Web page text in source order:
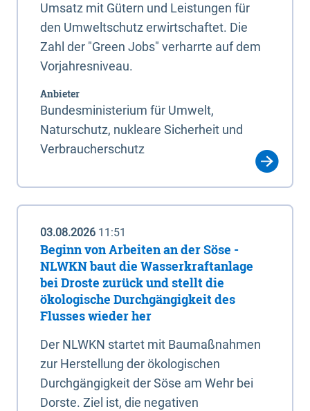
Umsatz mit Gütern und Leistungen für
den Umweltschutz erwirtschaftet. Die
Zahl der "Green Jobs" verharrte auf dem
Vorjahresniveau.
Anbieter
Bundesministerium für Umwelt,
Naturschutz, nukleare Sicherheit und
Verbraucherschutz
03.08.2026 11:51
Beginn von Arbeiten an der Söse -
NLWKN baut die Wasserkraftanlage
bei Droste zurück und stellt die
ökologische Durchgängigkeit des
Flusses wieder her
Der NLWKN startet mit Baumaßnahmen
zur Herstellung der ökologischen
Durchgängigkeit der Söse am Wehr bei
Dorste. Ziel ist, die negativen